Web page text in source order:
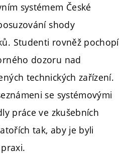
systémem České
shody
Studenti rovněž pochopí
dozoru nad
technických zařízení.
se systémovými
práce ve zkušebních
tak, aby je byli